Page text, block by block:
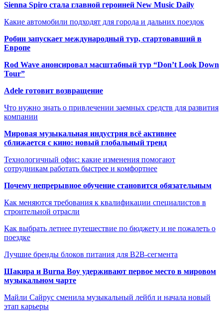
Sienna Spiro стала главной героиней New Music Daily
Какие автомобили подходят для города и дальних поездок
Робин запускает международный тур, стартовавший в
Европе
Rod Wave анонсировал масштабный тур “Don’t Look Down
Tour”
Adele готовит возвращение
Что нужно знать о привлечении заемных средств для развития
компании
Мировая музыкальная индустрия всё активнее
сближается с кино: новый глобальный тренд
Технологичный офис: какие изменения помогают
сотрудникам работать быстрее и комфортнее
Почему непрерывное обучение становится обязательным
Как меняются требования к квалификации специалистов в
строительной отрасли
Как выбрать летнее путешествие по бюджету и не пожалеть о
поездке
Лучшие бренды блоков питания для B2B-сегмента
Шакира и Burna Boy удерживают первое место в мировом
музыкальном чарте
Майли Сайрус сменила музыкальный лейбл и начала новый
этап карьеры